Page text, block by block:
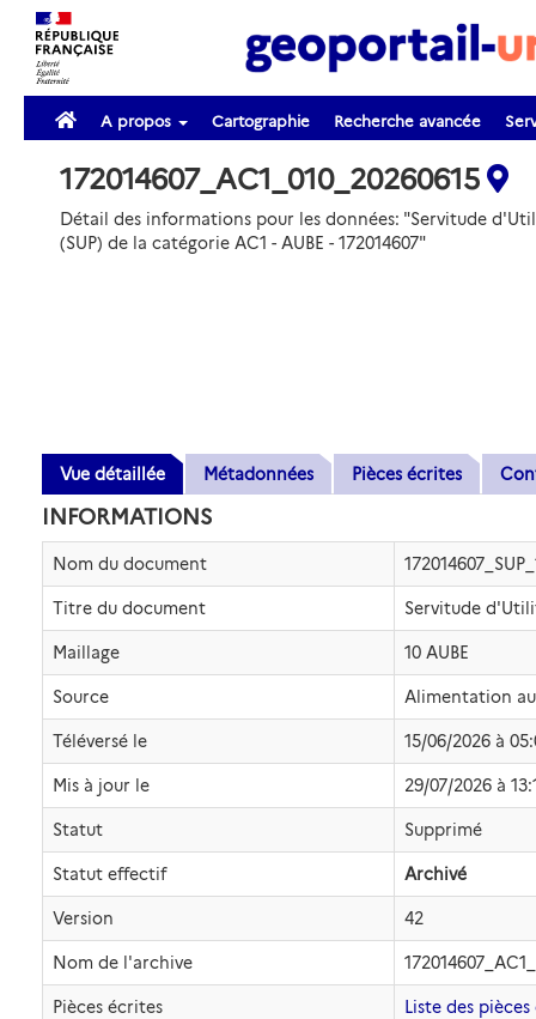
A propos Cartographie Recherche avancée
172014607_AC1_010_20260615
Détail des informations pour les données: "Servitude
(SUP) de la catégorie AC1 - AUBE - 172014607"
Vue détaillée Métadonnées Pièces écrites
INFORMATIONS
Nom du document
Titre du document Servitude
Maillage 10 AUBE
Source Alimentation
Téléversé le 15/06/2026 à
Mis à jour le 29/07/2026 à
Statut Supprimé
Statut effectif Archivé
Version 42
Nom de l'archive
Pièces écrites Liste des